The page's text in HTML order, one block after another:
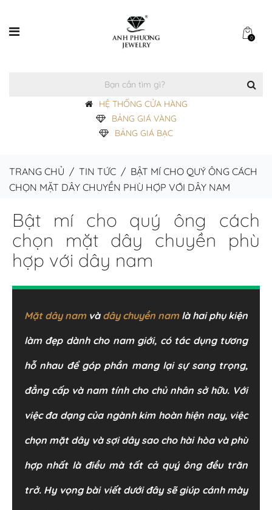
0
HỆ THỐNG CỬA HÀNG
BẢNG GIÁ VÀNG
BẢNG GIÁ BẠC
TRANG CHỦ / TIN TỨC / BẬT MÍ CHO QUÝ ÔNG CÁCH
CHỌN MẶT DÂY CHUYỀN PHÙ HỢP VỚI DÂY NAM
Bật mí cho quý ông cách
chọn mặt dây chuyền phù
hợp với dây nam
Mặt dây namvà dây chuyền namlà hai phụ kiện
làm đẹp dành cho nam giới, có tác dụng tương
hỗ nhau để góp phần mang lại sự sang trọng,
đẳng cấp và nam tính cho chủ nhân sở hữu. Với
việc đa dạng của ngành kim hoàn hiện nay, việc
chọn mặt dây và sợi dây sao cho hài hòa và phù
hợp nhất là điều mà tất cả quý ông đều trăn
trở. Hy vọng bài viết dưới đây sẽ giúp cánh mày